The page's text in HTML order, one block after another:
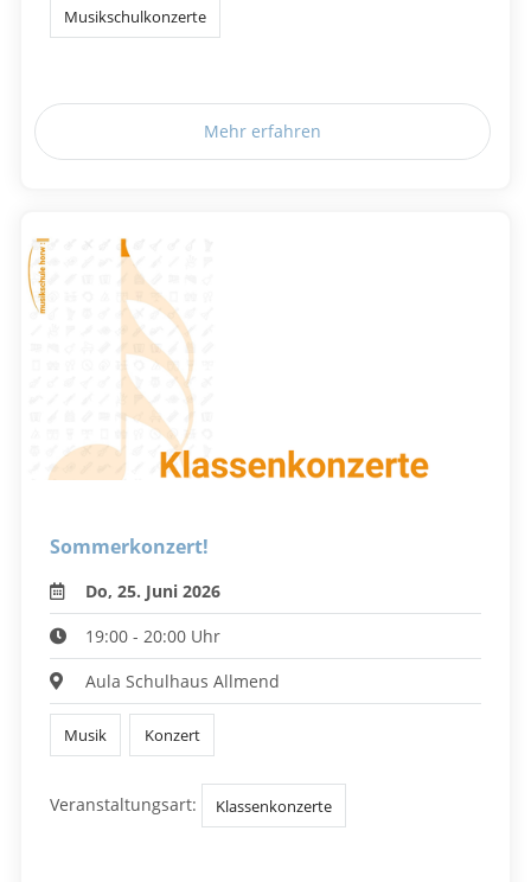
Musikschulkonzerte
Mehr erfahren
Sommerkonzert!
Do, 25. Juni 2026
19:00 - 20:00 Uhr
Aula Schulhaus Allmend
Musik Konzert
Veranstaltungsart: Klassenkonzerte